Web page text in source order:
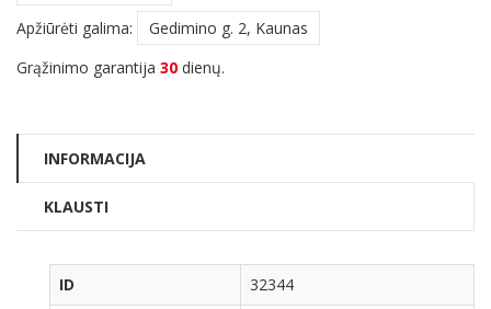
Apžiūrėti galima:
Gedimino g. 2, Kaunas
Grąžinimo garantija 30 dienų.
INFORMACIJA
KLAUSTI
ID
32344